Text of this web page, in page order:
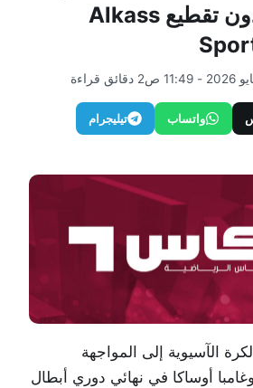
بجودة HD وبدون تقطيع Alkass
2 دقائق قراءة
واتساب تيليجرام
الآسيوية إلى المواجهة
وغامبا أوساكا في نهائي دوري أبطال